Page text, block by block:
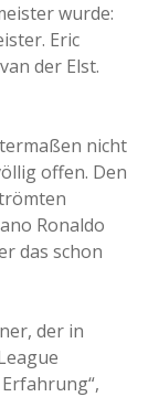
wurde:
Eric
der Elst.
nicht
offen. Den
Ronaldo
das schon
der in